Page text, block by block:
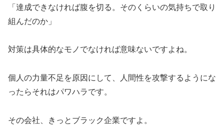
「達成できなければ腹を切る。そのくらいの気持ちで取り
組んだのか」
対策は具体的なモノでなければ意味ないですよね。
個人の力量不足を原因にして、人間性を攻撃するようにな
ったらそれはパワハラです。
その会社、きっとブラック企業ですよ。